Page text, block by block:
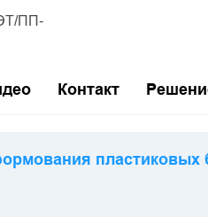
ПП-
Контакт
пластиковых